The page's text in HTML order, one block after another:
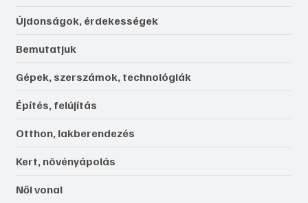
Újdonságok, érdekességek
Bemutatjuk
Gépek, szerszámok, technológiák
Építés, felújítás
Otthon, lakberendezés
Kert, növényápolás
Női vonal